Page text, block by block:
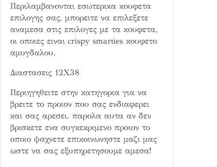
Περιλαμβανονται εσωτερικα κουφετα
επιλογης σας, μπορειτε να επιλεξετε
αναμεσα στις επιλογες με τα κουφετα,
οι οποιες ειναι crispy smarties κουφετο
αμυγδαλου.
Διαστασεις 12Χ38
Περιηγηθειτε στην κατηγορια για να
βρειτε το προιον που σας ενδιαφερει
και σας αρεσει. παρολα αυτα αν δεν
βρισκετε ενα συγκεκριμενο προιον το
οποιο ψαχνετε επικοινωνηστε μαζι μας
ωστε να σας εξυπηρετησουμε αμεσα!